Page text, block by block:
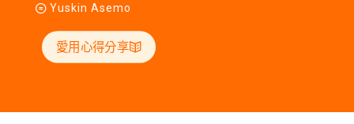
Yuskin Asemo
愛用心得分享